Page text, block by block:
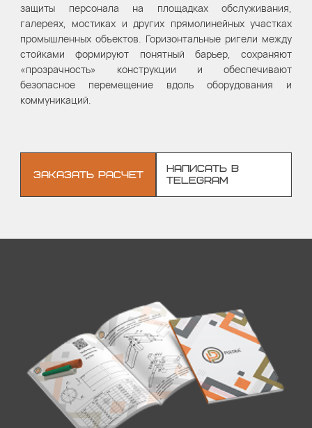
защиты персонала на площадках обслуживания,
галереях, мостиках и других прямолинейных участках
промышленных объектов. Горизонтальные ригели между
стойками формируют понятный барьер, сохраняют
«прозрачность» конструкции и обеспечивают
безопасное перемещение вдоль оборудования и
коммуникаций.
ЗАКАЗАТЬ РАСЧЕТ
НАПИСАТЬ В
TELEGRAM